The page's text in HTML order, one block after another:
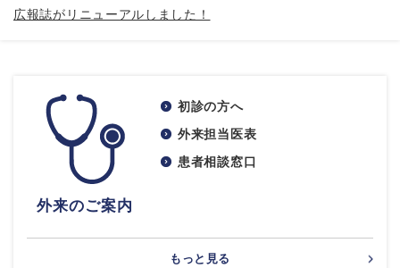
広報誌がリニューアルしました！
外来のご案内
初診の方へ
外来担当医表
患者相談窓口
もっと見る